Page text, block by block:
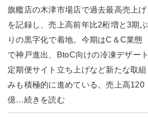
旗艦店の木津市場店で過去最高売上げ
を記録し、売上高前年比2桁増と3期ぶ
りの黒字化で着地。今期はC＆C業態
で神戸進出、BtoC向けの冷凍デザート
定期便サイト立ち上げなど新たな取組
みも積極的に進めている。売上高120
億…続きを読む